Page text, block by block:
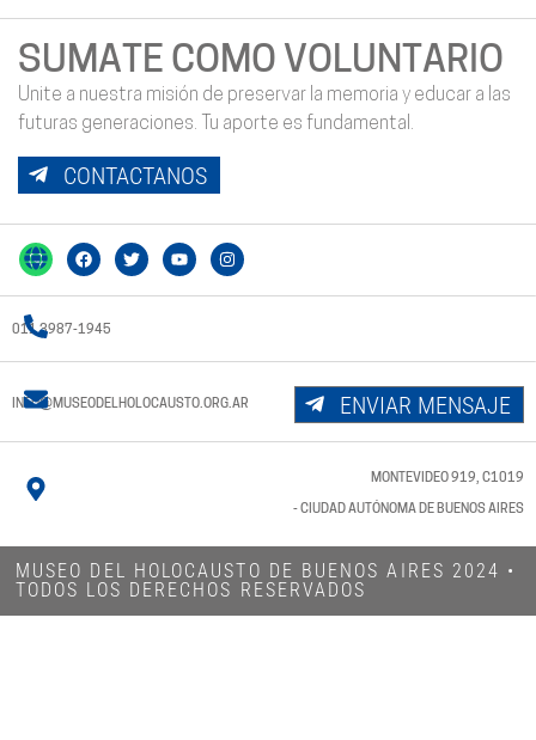
SUMATE COMO VOLUNTARIO
Unite a nuestra misión de preservar la memoria y educar a las
futuras generaciones. Tu aporte es fundamental.
CONTACTANOS
011 3987-1945
INFO@MUSEODELHOLOCAUSTO.ORG.AR ENVIAR MENSAJE
MONTEVIDEO 919, C1019
- CIUDAD AUTÓNOMA DE BUENOS AIRES
MUSEO DEL HOLOCAUSTO DE BUENOS AIRES 2024​ •
TODOS LOS DERECHOS RESERVADOS